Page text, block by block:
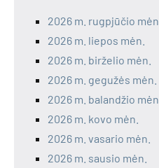
2026 m. rugpjūčio mėn.
2026 m. liepos mėn.
2026 m. birželio mėn.
2026 m. gegužės mėn.
2026 m. balandžio mėn.
2026 m. kovo mėn.
2026 m. vasario mėn.
2026 m. sausio mėn.